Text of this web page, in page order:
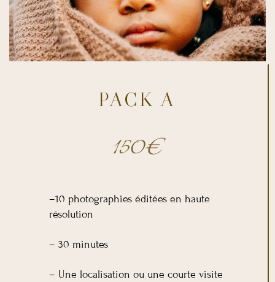
PACK A
150€
–10 photographies éditées en haute
résolution
– 30 minutes
– Une localisation ou une courte visite